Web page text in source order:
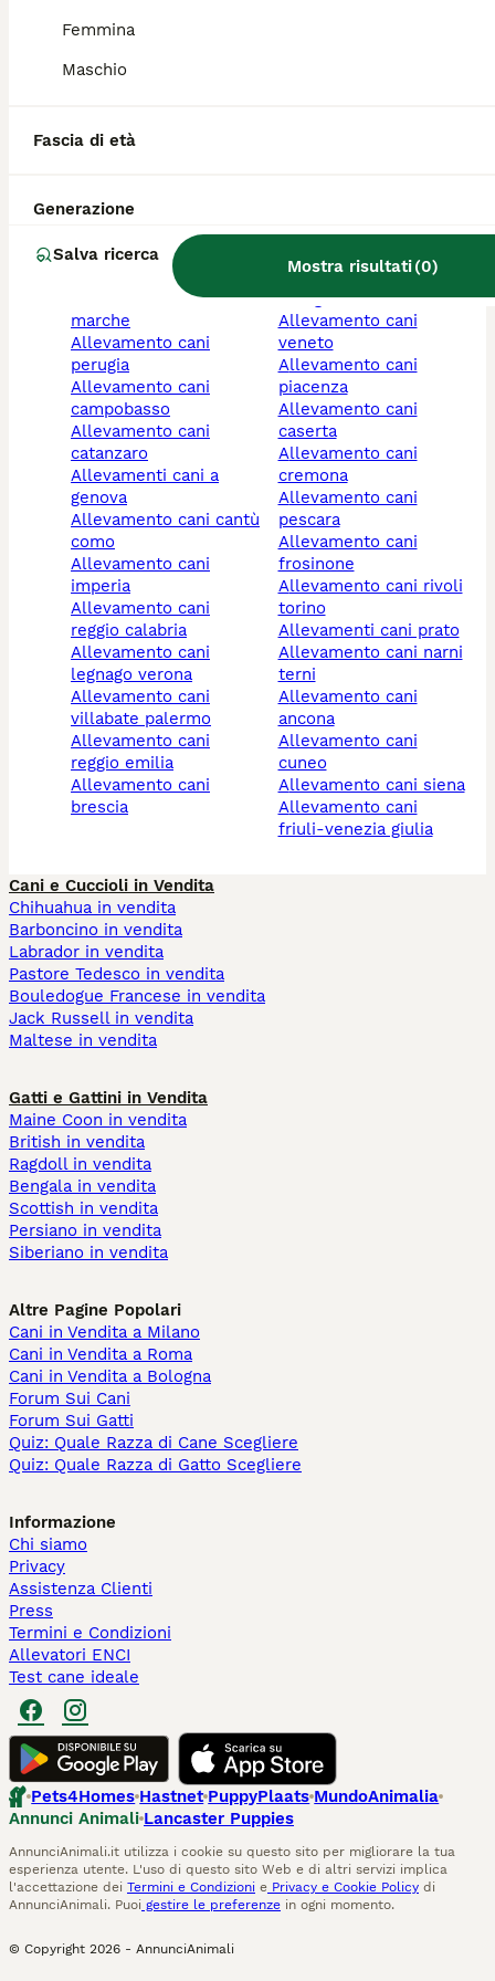
Femmina
Maschio
Fascia di età
Generazione
Salva ricerca
Mostra risultati(0)
teramo
macerata
sondrio
allevamento cani
verbano-cusio-ossola
allevamento cani biella
allevamento cani bari
marche
allevamento cani
perugia
allevamento cani
campobasso
allevamento cani
catanzaro
allevamenti cani a
genova
allevamento cani cantù
como
allevamento cani
imperia
allevamento cani
reggio calabria
allevamento cani
legnago verona
allevamento cani
villabate palermo
allevamento cani
reggio emilia
allevamento cani
brescia
allevamento cani
allevamento cani imola
bologna
allevamento cani
veneto
allevamento cani
piacenza
allevamento cani
caserta
allevamento cani
cremona
allevamento cani
pescara
allevamento cani
frosinone
allevamento cani rivoli
torino
allevamenti cani prato
allevamento cani narni
terni
allevamento cani
ancona
allevamento cani
cuneo
allevamento cani siena
allevamento cani
friuli-venezia giulia
Cani e Cuccioli in Vendita
Chihuahua in vendita
Barboncino in vendita
Labrador in vendita
Pastore Tedesco in vendita
Bouledogue Francese in vendita
Jack Russell in vendita
Maltese in vendita
Gatti e Gattini in Vendita
Maine Coon in vendita
British in vendita
Ragdoll in vendita
Bengala in vendita
Scottish in vendita
Persiano in vendita
Siberiano in vendita
Altre Pagine Popolari
Cani in Vendita a Milano
Cani in Vendita a Roma
Cani in Vendita a Bologna
Forum Sui Cani
Forum Sui Gatti
Quiz: Quale Razza di Cane Scegliere
Quiz: Quale Razza di Gatto Scegliere
Informazione
Chi siamo
Privacy
Assistenza Clienti
Press
Termini e Condizioni
Allevatori ENCI
Test cane ideale
Pets4Homes Hastnet PuppyPlaats MundoAnimalia
Annunci Animali Lancaster Puppies
AnnunciAnimali.it utilizza i cookie su questo sito per migliorare la tua
esperienza utente. L'uso di questo sito Web e di altri servizi implica
l'accettazione dei Termini e Condizioni e Privacy e Cookie Policy di
AnnunciAnimali. Puoi gestire le preferenze in ogni momento.
© Copyright 2026 - AnnunciAnimali